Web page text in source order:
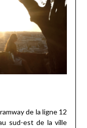
de la ligne 12
sud-est de la ville